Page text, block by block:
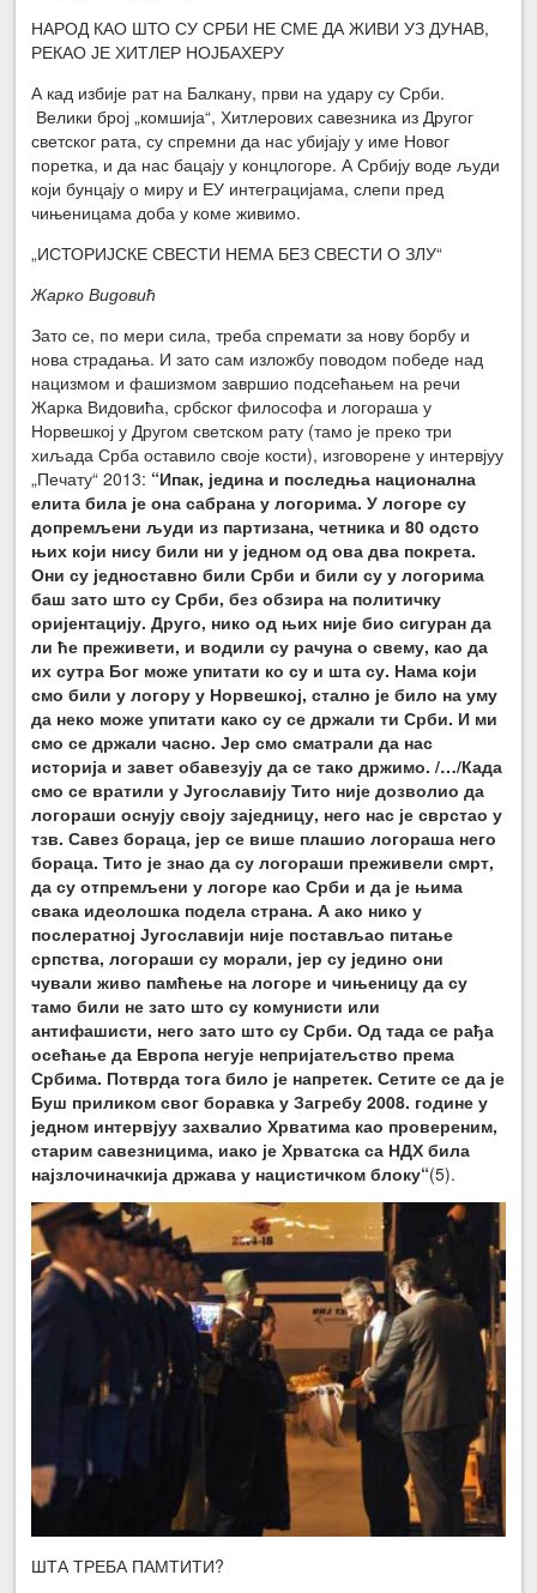
НАРОД КАО ШТО СУ СРБИ НЕ СМЕ ДА ЖИВИ УЗ ДУНАВ,
РЕКАО ЈЕ ХИТЛЕР НОЈБАХЕРУ
А кад избије рат на Балкану, први на удару су Срби.
Велики број „комшија“, Хитлерових савезника из Другог
светског рата, су спремни да нас убијају у име Новог
поретка, и да нас бацају у концлогоре. А Србију воде људи
који бунцају о миру и ЕУ интеграцијама, слепи пред
чињеницама доба у коме живимо.
„ИСТОРИЈСКЕ СВЕСТИ НЕМА БЕЗ СВЕСТИ О ЗЛУ“
Жарко Видовић
Зато се, по мери сила, треба спремати за нову борбу и
нова страдања. И зато сам изложбу поводом победе над
нацизмом и фашизмом завршио подсећањем на речи
Жарка Видовића, србског философа и логораша у
Норвешкој у Другом светском рату (тамо је преко три
хиљада Срба оставило своје кости), изговорене у интервјуу
„Печату“ 2013: “Ипак, једина и последња национална
елита била је она сабрана у логорима. У логоре су
допремљени људи из партизана, четника и 80 одсто
њих који нису били ни у једном од ова два покрета.
Они су једноставно били Срби и били су у логорима
баш зато што су Срби, без обзира на политичку
оријентацију. Друго, нико од њих није био сигуран да
ли ће преживети, и водили су рачуна о свему, као да
их сутра Бог може упитати ко су и шта су. Нама који
смо били у логору у Норвешкој, стално је било на уму
да неко може упитати како су се држали ти Срби. И ми
смо се држали часно. Јер смо сматрали да нас
историја и завет обавезују да се тако држимо. /…/Када
смо се вратили у Југославију Тито није дозволио да
логораши оснују своју заједницу, него нас је сврстао у
тзв. Савез бораца, јер се више плашио логораша него
бораца. Тито је знао да су логораши преживели смрт,
да су отпремљени у логоре као Срби и да је њима
свака идеолошка подела страна. А ако нико у
послератној Југославији није постављао питање
српства, логораши су морали, јер су једино они
чували живо памћење на логоре и чињеницу да су
тамо били не зато што су комунисти или
антифашисти, него зато што су Срби. Од тада се рађа
осећање да Европа негује непријатељство према
Србима. Потврда тога било је напретек. Сетите се да је
Буш приликом свог боравка у Загребу 2008. године у
једном интервјуу захвалио Хрватима као провереним,
старим савезницима, иако је Хрватска са НДХ била
најзлочиначкија држава у нацистичком блоку“(5).
ШТА ТРЕБА ПАМТИТИ?